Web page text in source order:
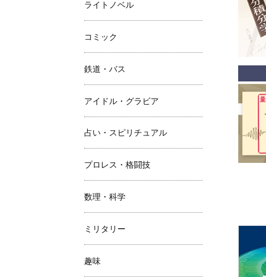
ライトノベル
コミック
鉄道・バス
アイドル・グラビア
占い・スピリチュアル
プロレス・格闘技
数理・科学
ミリタリー
趣味